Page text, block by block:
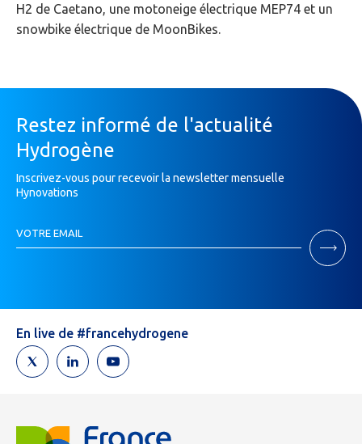
H2 de Caetano, une motoneige électrique MEP74 et un
snowbike électrique de MoonBikes.
Restez informé de l'actualité
Hydrogène
Inscrivez-vous pour recevoir la newsletter mensuelle
Hynovations
Newsletter
VOTRE EMAIL
Si
un
humain,
ne
remplissez
pas
En live de #francehydrogene